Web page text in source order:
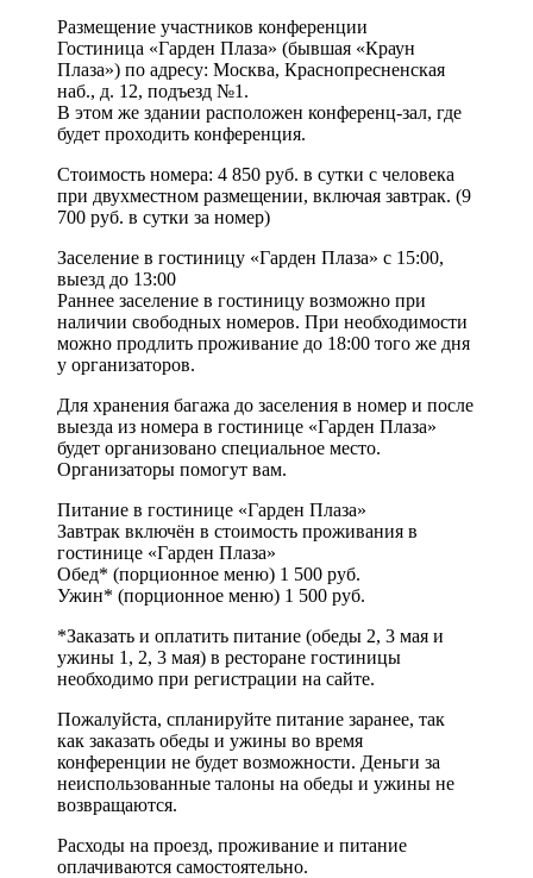
Размещение участников конференции
Гостиница «Гарден Плаза» (бывшая «Краун
Плаза») по адресу: Москва, Краснопресненская
наб., д. 12, подъезд №1.
В этом же здании расположен конференц-зал, где
будет проходить конференция.
Стоимость номера: 4 850 руб. в сутки с человека
при двухместном размещении, включая завтрак. (9
700 руб. в сутки за номер)
Заселение в гостиницу «Гарден Плаза» с 15:00,
выезд до 13:00
Раннее заселение в гостиницу возможно при
наличии свободных номеров. При необходимости
можно продлить проживание до 18:00 того же дня
у организаторов.
Для хранения багажа до заселения в номер и после
выезда из номера в гостинице «Гарден Плаза»
будет организовано специальное место.
Организаторы помогут вам.
Питание в гостинице «Гарден Плаза»
Завтрак включён в стоимость проживания в
гостинице «Гарден Плаза»
Обед* (порционное меню) 1 500 руб.
Ужин* (порционное меню) 1 500 руб.
*Заказать и оплатить питание (обеды 2, 3 мая и
ужины 1, 2, 3 мая) в ресторане гостиницы
необходимо при регистрации на сайте.
Пожалуйста, спланируйте питание заранее, так
как заказать обеды и ужины во время
конференции не будет возможности. Деньги за
неиспользованные талоны на обеды и ужины не
возвращаются.
Расходы на проезд, проживание и питание
оплачиваются самостоятельно.